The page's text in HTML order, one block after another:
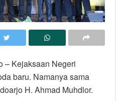
– Kejaksaan Negeri
baru. Namanya sama
H. Ahmad Muhdlor.